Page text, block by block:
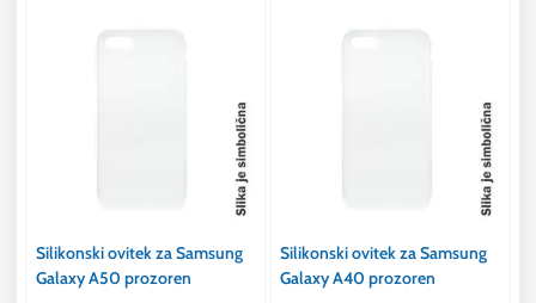
Silikonski ovitek za Samsung
Galaxy A50 prozoren
Silikonski ovitek za Samsung
Galaxy A40 prozoren